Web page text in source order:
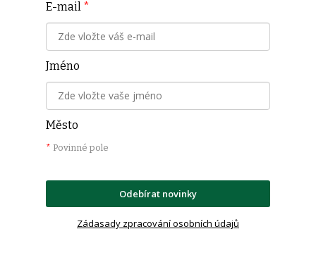
E-mail *
Jméno
Město
* Povinné pole
Odebírat novinky
Zádasady zpracování osobních údajů